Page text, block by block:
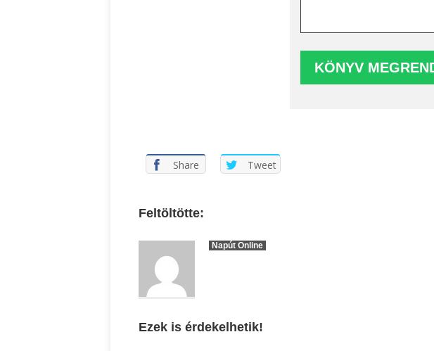
Share Tweet
Feltöltötte:
Napút Online
Ezek is érdekelhetik!